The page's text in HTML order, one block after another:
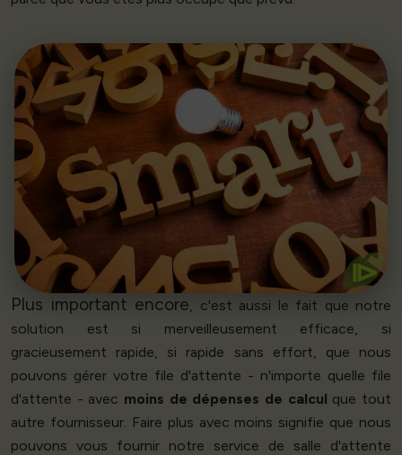
⧐
Un codage intelligent permet de
réaliser des économies
Nous répercutons les gains d'efficacité sur tous nos
clients.
Commencez
Plus important encore, c'est aussi le fait que notre
solution est si merveilleusement efficace, si
gracieusement rapide, si rapide sans effort, que nous
pouvons gérer votre file d'attente - n'importe quelle file
d'attente - avec moins de dépenses de calcul que tout
autre fournisseur. Faire plus avec moins signifie que nous
pouvons vous fournir notre service de salle d'attente